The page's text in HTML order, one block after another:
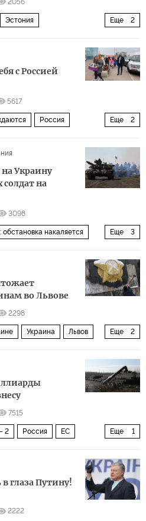
Еще 2
Эстония
с Россией
5617
Еще 2
Россия
Украину
на
3098
Еще 3
обстановка накаляется
во Львове
2298
Еще 2
Украина Львов
7515
Еще 1
2 Россия ЕС
глаза Путину!
2222